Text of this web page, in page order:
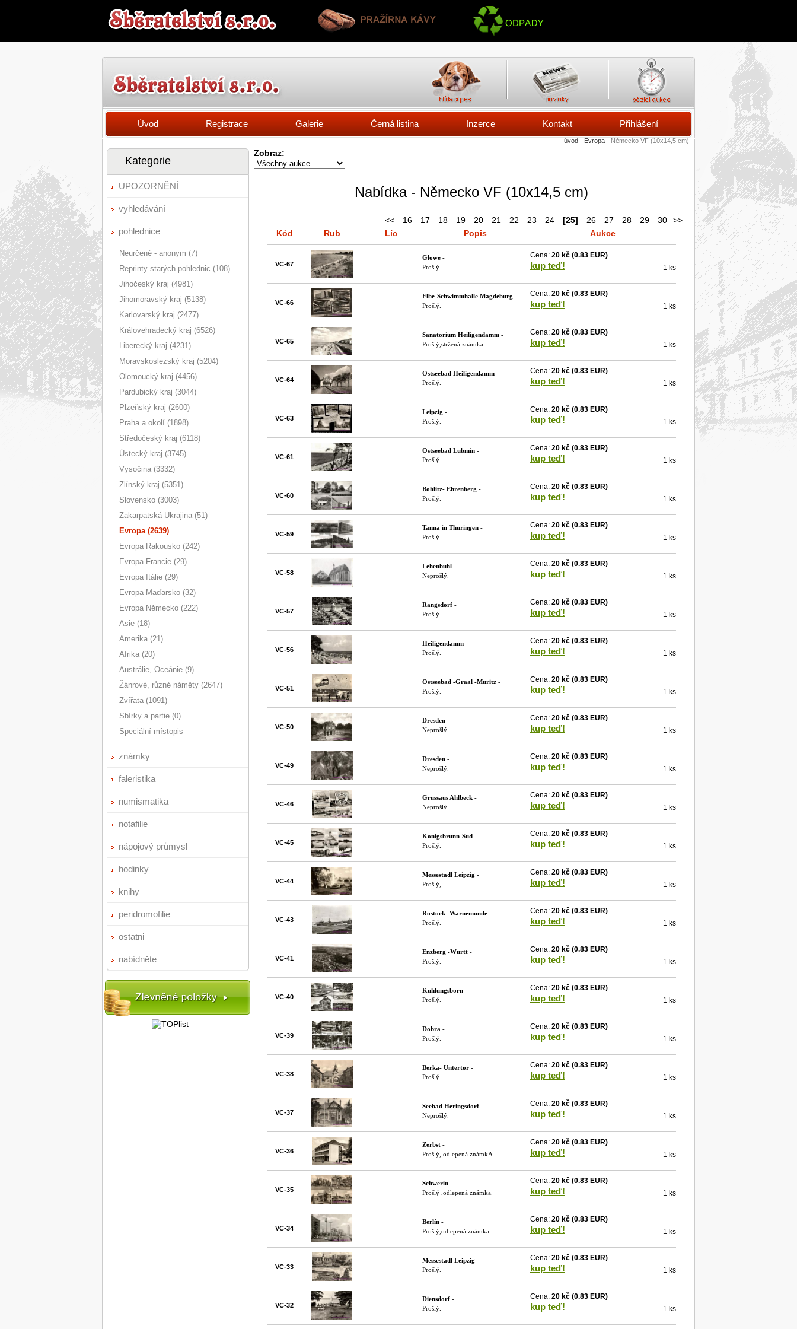
Úvod Registrace Galerie Černá listina Inzerce Kontakt Přihlášení
úvod - Evropa - Německo VF (10x14,5 cm)
Kategorie
UPOZORNĚNÍ
vyhledávání
pohlednice
Neurčené - anonym (7)
Reprinty starých pohlednic (108)
Jihočeský kraj (4981)
Jihomoravský kraj (5138)
Karlovarský kraj (2477)
Královehradecký kraj (6526)
Liberecký kraj (4231)
Moravskoslezský kraj (5204)
Olomoucký kraj (4456)
Pardubický kraj (3044)
Plzeňský kraj (2600)
Praha a okolí (1898)
Středočeský kraj (6118)
Ústecký kraj (3745)
Vysočina (3332)
Zlínský kraj (5351)
Slovensko (3003)
Zakarpatská Ukrajina (51)
Evropa (2639)
Evropa Rakousko (242)
Evropa Francie (29)
Evropa Itálie (29)
Evropa Maďarsko (32)
Evropa Německo (222)
Asie (18)
Amerika (21)
Afrika (20)
Austrálie, Oceánie (9)
Žánrové, různé náměty (2647)
Zvířata (1091)
Sbírky a partie (0)
Speciální místopis
známky
faleristika
numismatika
notafilie
nápojový průmysl
hodinky
knihy
peridromofilie
ostatni
nabídněte
Zobraz:
Nabídka - Německo VF (10x14,5 cm)
<< 16 17 18 19 20 21 22 23 24 [25] 26 27 28 29 30
>>
Kód
Rub Líc Popis Aukce
VC-67
Glowe-
Prošlý.
Cena: 20 kč(0.83 EUR)
kup teď! 1 ks
VC-66
Elbe-Schwimmhalle Magdeburg -
Prošlý.
Cena: 20 kč(0.83 EUR)
kup teď! 1 ks
VC-65
Sanatorium Heiligendamm-
Prošlý,stržená známka.
Cena: 20 kč(0.83 EUR)
kup teď! 1 ks
VC-64
Ostseebad Heiligendamm-
Prošlý.
Cena: 20 kč(0.83 EUR)
kup teď! 1 ks
VC-63
Leipzig -
Prošlý.
Cena: 20 kč(0.83 EUR)
kup teď! 1 ks
VC-61
Ostseebad Lubmin-
Prošlý.
Cena: 20 kč(0.83 EUR)
kup teď! 1 ks
VC-60
Bohlitz- Ehrenberg -
Prošlý.
Cena: 20 kč(0.83 EUR)
kup teď! 1 ks
VC-59
Tanna in Thuringen-
Prošlý.
Cena: 20 kč(0.83 EUR)
kup teď! 1 ks
VC-58
Lehenbuhl-
Neprošlý.
Cena: 20 kč(0.83 EUR)
kup teď! 1 ks
VC-57
Rangsdorf-
Prošlý.
Cena: 20 kč(0.83 EUR)
kup teď! 1 ks
VC-56
Heiligendamm-
Prošlý.
Cena: 20 kč(0.83 EUR)
kup teď! 1 ks
VC-51
Ostseebad -Graal -Muritz-
Prošlý.
Cena: 20 kč(0.83 EUR)
kup teď! 1 ks
VC-50
Dresden-
Neprošlý.
Cena: 20 kč(0.83 EUR)
kup teď! 1 ks
VC-49
Dresden-
Neprošlý.
Cena: 20 kč(0.83 EUR)
kup teď! 1 ks
VC-46
Grussaus Ahlbeck-
Neprošlý.
Cena: 20 kč(0.83 EUR)
kup teď! 1 ks
VC-45
Konigsbrunn-Sud-
Prošlý.
Cena: 20 kč(0.83 EUR)
kup teď! 1 ks
VC-44
Messestadl Leipzig -
Prošlý,
Cena: 20 kč(0.83 EUR)
kup teď! 1 ks
VC-43
Rostock- Warnemunde-
Prošlý.
Cena: 20 kč(0.83 EUR)
kup teď! 1 ks
VC-41
Enzberg -Wurtt-
Prošlý.
Cena: 20 kč(0.83 EUR)
kup teď! 1 ks
VC-40
Kuhlungsborn-
Prošlý.
Cena: 20 kč(0.83 EUR)
kup teď! 1 ks
VC-39
Dobra -
Prošlý.
Cena: 20 kč(0.83 EUR)
kup teď! 1 ks
VC-38
Berka- Untertor-
Prošlý.
Cena: 20 kč(0.83 EUR)
kup teď! 1 ks
VC-37
Seebad Heringsdorf-
Neprošlý.
Cena: 20 kč(0.83 EUR)
kup teď! 1 ks
VC-36
Zerbst-
Prošlý, odlepená známkA.
Cena: 20 kč(0.83 EUR)
kup teď! 1 ks
VC-35
Schwerin-
Prošlý ,odlepená známka.
Cena: 20 kč(0.83 EUR)
kup teď! 1 ks
VC-34
Berlín-
Prošlý,odlepená známka.
Cena: 20 kč(0.83 EUR)
kup teď! 1 ks
VC-33
Messestadl Leipzig -
Prošlý.
Cena: 20 kč(0.83 EUR)
kup teď! 1 ks
VC-32
Diensdorf-
Prošlý.
Cena: 20 kč(0.83 EUR)
kup teď! 1 ks